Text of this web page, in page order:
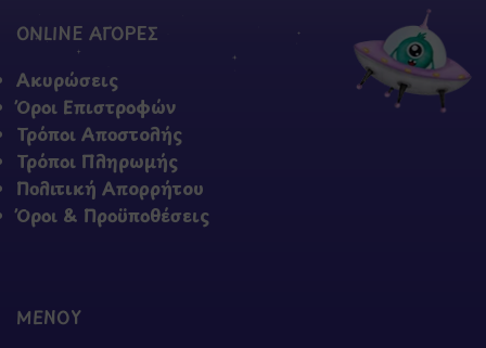
ONLINE ΑΓΟΡΕΣ
Ακυρώσεις
Όροι Επιστροφών
Τρόποι Αποστολής
Τρόποι Πληρωμής
Πολιτική Απορρήτου
Όροι & Προϋποθέσεις
ΜΕΝΟΥ